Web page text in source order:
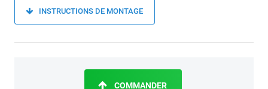
INSTRUCTIONS DE MONTAGE
COMMANDER